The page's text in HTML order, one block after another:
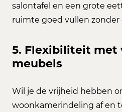
salontafel en een grote
ruimte goed vullen
5. Flexibiliteit met
meubels
Wil je de vrijheid hebben
woonkamerindeling af en